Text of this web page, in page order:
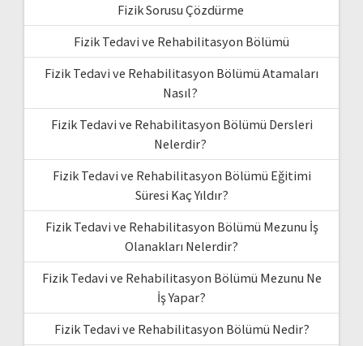
Fizik Sorusu Çözdürme
Fizik Tedavi ve Rehabilitasyon Bölümü
Fizik Tedavi ve Rehabilitasyon Bölümü Atamaları
Nasıl?
Fizik Tedavi ve Rehabilitasyon Bölümü Dersleri
Nelerdir?
Fizik Tedavi ve Rehabilitasyon Bölümü Eğitimi
Süresi Kaç Yıldır?
Fizik Tedavi ve Rehabilitasyon Bölümü Mezunu İş
Olanakları Nelerdir?
Fizik Tedavi ve Rehabilitasyon Bölümü Mezunu Ne
İş Yapar?
Fizik Tedavi ve Rehabilitasyon Bölümü Nedir?